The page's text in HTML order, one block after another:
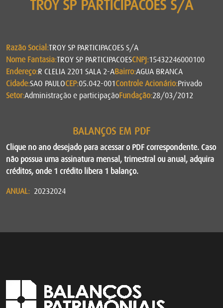
TROY SP PARTICIPACOES S/A
Razão Social:TROY SP PARTICIPACOES S/A
Nome Fantasia:TROY SP PARTICIPACOESCNPJ:15432246000100
Endereço:R CLELIA 2201 SALA 2-ABairro:AGUA BRANCA
Cidade:SAO PAULOCEP:05.042-001Controle Acionário:Privado
Setor:Administração e participaçãoFundação:28/03/2012
BALANÇOS EM PDF
Clique no ano desejado para acessar o PDF correspondente. Caso
não possua uma assinatura mensal, trimestral ou anual, adquira
créditos, onde 1 crédito libera 1 balanço.
ANUAL: 20232024